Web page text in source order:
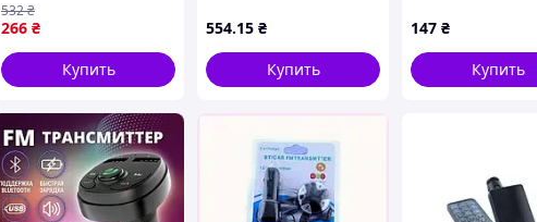
зарядное устройство и
воспроизведение
музыки
266 ₴
532₴
Купить
554.15 ₴
Купить
49.5х41х36
147 ₴
Купить